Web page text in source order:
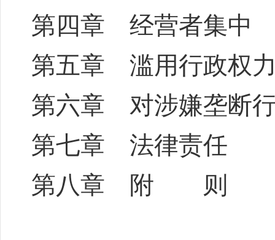
第四章 经营者集中
第五章 滥用行政权
第六章 对涉嫌垄断
第七章 法律责任
第八章 附 则